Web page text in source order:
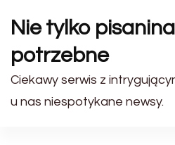
Nie tylko
potrzebne
Ciekawy serwis z
u nas niespotykane newsy.